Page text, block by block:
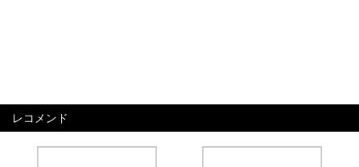
レコメンド